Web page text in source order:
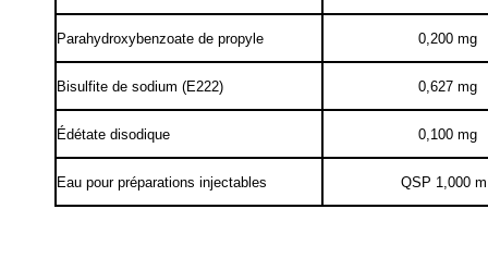
Parahydroxybenzoate de propyle 0,200 mg
Bisulfite de sodium (E222) 0,627 mg
Édétate disodique 0,100 mg
Eau pour préparations injectables QSP 1,000